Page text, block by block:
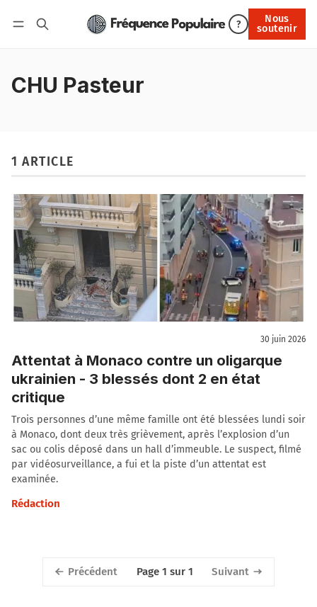
?
Nous
soutenir
Nous soutenir
CHU Pasteur
1 ARTICLE
30 juin 2026
Attentat à Monaco contre un oligarque
ukrainien - 3 blessés dont 2 en état
critique
Trois personnes d’une même famille ont été blessées lundi soir
à Monaco, dont deux très grièvement, après l’explosion d’un
sac ou colis déposé dans un hall d’immeuble. Le suspect, filmé
par vidéosurveillance, a fui et la piste d’un attentat est
examinée.
Rédaction
Précédent Page 1 sur 1 Suivant